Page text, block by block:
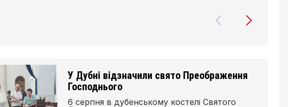
Ще два проєкти з Волині отримають
фінансування за Програмою Interreg
NEXT Польща – Україна